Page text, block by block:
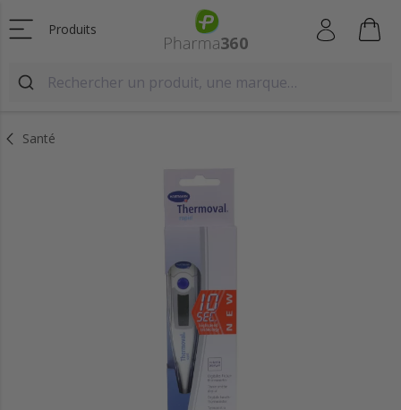
Produits
Santé